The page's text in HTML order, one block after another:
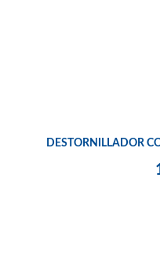
DESTORNILLADOR